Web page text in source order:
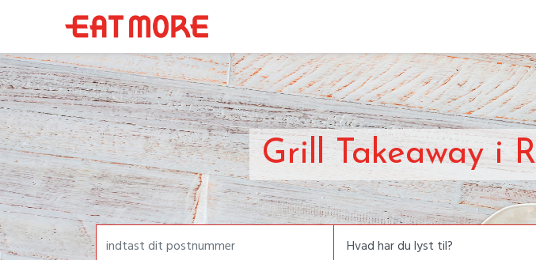
Grill Takeaway i